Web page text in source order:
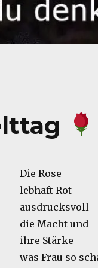
Die Rose
lebhaft Rot
ausdrucksvoll
die Macht und
ihre Stärke
was Frau so